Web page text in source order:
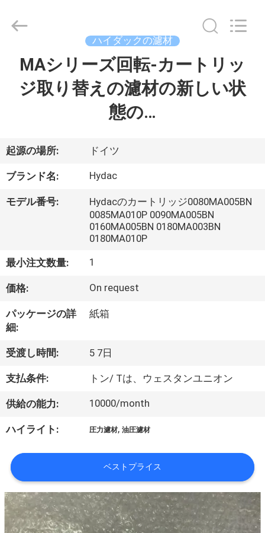
私
達
い
て
工
場
旅
行
質
管
理
2019
Electronic
ハイダックの濾材
MAシリーズ回転-カートリッ
ジ取り替えの濾材の新しい状
態の…
起源の場所: ドイツ
ブランド名: Hydac
モデル番号:
Hydacのカートリッジ0080MA005BN
0085MA010P 0090MA005BN
0160MA005BN 0180MA003BN
0180MA010P
最小注文数量: 1
価格: On request
パッケージの詳
細:
紙箱
受渡し時間: 5 7日
支払条件: トン/ Tは、ウェスタンユニオン
供給の能力: 10000/month
ハイライト: 圧力濾材,油圧濾材
ベストプライス